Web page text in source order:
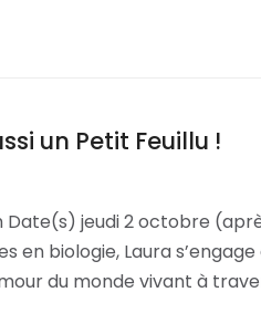
un Petit Feuillu !
Date(s) jeudi 2 octobre
en biologie, Laura s’engage
du monde vivant à